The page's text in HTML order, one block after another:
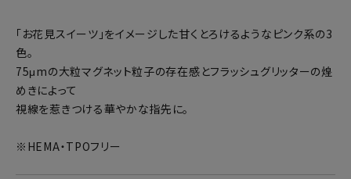
「お花見スイーツ」をイメージした甘くとろけるようなピンク系の3
色。
75μmの大粒マグネット粒子の存在感とフラッシュグリッターの煌
めきによって
視線を惹きつける華やかな指先に。
※HEMA・TPOフリー